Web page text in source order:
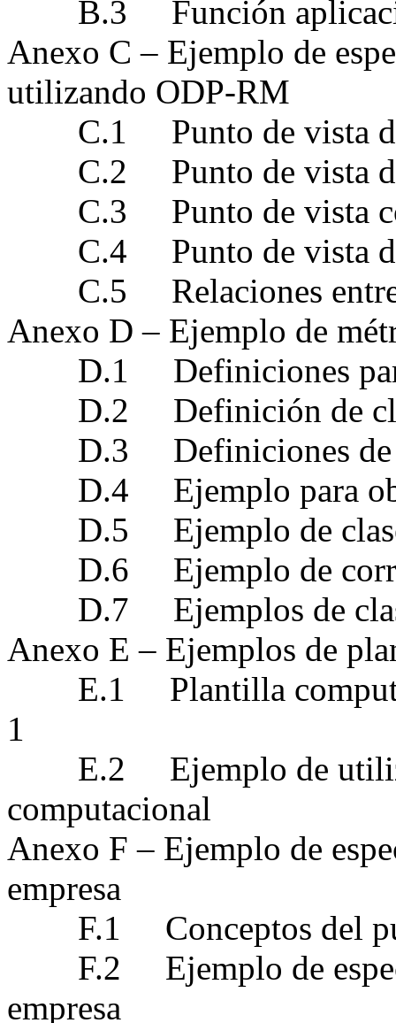
B.3 Función
Anexo C – Ejemplo de
utilizando ODP-RM
C.1 Punto de vista de
C.2 Punto de vista de
C.3 Punto de vista
C.4 Punto de vista de
C.5 Relaciones entre
Anexo D – Ejemplo de
D.1 Definiciones para
D.2 Definición de
D.3 Definiciones de
D.4 Ejemplo para
D.5 Ejemplo de clase
D.6 Ejemplo de
D.7 Ejemplos de
Anexo E – Ejemplos de
E.1 Plantilla
1
E.2 Ejemplo de
computacional
Anexo F – Ejemplo de
empresa
F.1 Conceptos del
F.2 Ejemplo de
empresa